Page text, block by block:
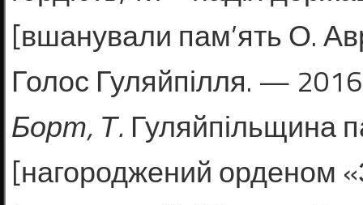
[вшанували пам’ять О.
Голос Гуляй­пілля. —
Борт, Т. Гуляйпільщина
[нагородже­ний орденом